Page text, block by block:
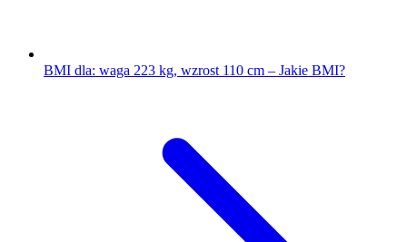
BMI dla: waga 223 kg, wzrost 110 cm – Jakie BMI?